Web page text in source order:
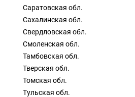
Саратовская обл.
Сахалинская обл.
Свердловская обл.
Смоленская обл.
Тамбовская обл.
Тверская обл.
Томская обл.
Тульская обл.